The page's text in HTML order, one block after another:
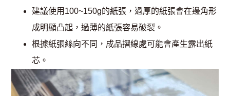
建議使用100~150g的紙張，過厚的紙張會在邊角形
成明顯凸起，過薄的紙張容易破裂。
根據紙張絲向不同，成品摺線處可能會產生露出紙
芯。